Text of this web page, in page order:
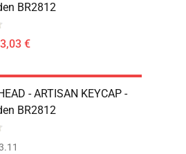
BR2812
€
- ARTISAN KEYCAP -
BR2812